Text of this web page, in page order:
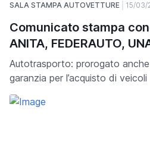
SALA STAMPA AUTOVETTURE 15/03/
Comunicato stampa
ANITA, FEDERAUTO,
Autotrasporto: prorogato
garanzia per l’acquisto di veicoli